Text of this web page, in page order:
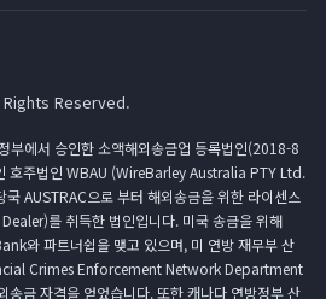
Rights Reserved.
부에서 승인한 소액해외송금업 등록법인(2018-8
호주법인 WBAU (WireBarley Australia PTY Ltd.
AUSTRAC으로 부터 해외송금을 위한 라이센스
를 취득한 법인입니다. 미국 송금을 위해
와 파트너쉽을 맺고 있으며, 미 연방 재무부 산
Crimes Enforcement Network Department
송금 자격을 얻었습니다. 또한 캐나다 연방정부 산